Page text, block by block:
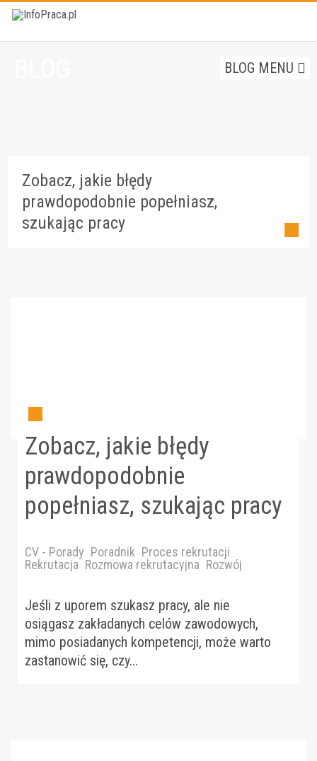
BLOG MENU
Zobacz, jakie błędy
prawdopodobnie popełniasz,
szukając pracy
Zobacz, jakie błędy
prawdopodobnie
popełniasz, szukając pracy
CV - Porady Poradnik Proces rekrutacji
Rekrutacja Rozmowa rekrutacyjna Rozwój
Jeśli z uporem szukasz pracy, ale nie
osiągasz zakładanych celów zawodowych,
mimo posiadanych kompetencji, może warto
zastanowić się, czy...